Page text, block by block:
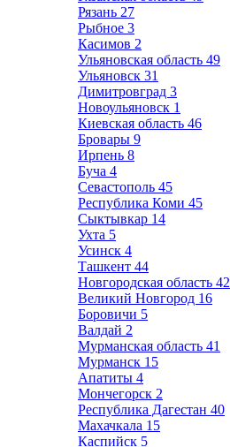
Рязань 27
Рыбное 3
Касимов 2
Ульяновская область 49
Ульяновск 31
Димитровград 3
Новоульяновск 1
Киевская область 46
Бровары 9
Ирпень 8
Буча 4
Севастополь 45
Республика Коми 45
Сыктывкар 14
Ухта 5
Усинск 4
Ташкент 44
Новгородская область 42
Великий Новгород 16
Боровичи 5
Валдай 2
Мурманская область 41
Мурманск 15
Апатиты 4
Мончегорск 2
Республика Дагестан 40
Махачкала 15
Каспийск 5